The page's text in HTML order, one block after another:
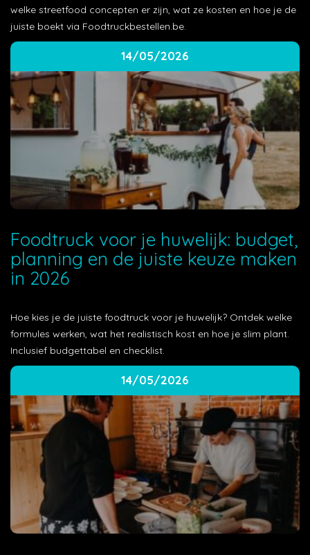
welke streetfood concepten er zijn, wat ze kosten en hoe je de
juiste boekt via Foodtruckbestellen.be.
14/05/2026
Foodtruck voor je huwelijk: budget,
planning en de juiste keuze maken
in 2026
Hoe kies je de juiste foodtruck voor je huwelijk? Ontdek welke
formules werken, wat het realistisch kost en hoe je slim plant.
Inclusief budgettabel en checklist.
14/05/2026